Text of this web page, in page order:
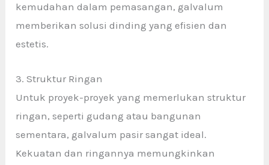
kemudahan dalam pemasangan, galvalum
memberikan solusi dinding yang efisien dan
estetis.
3. Struktur Ringan
Untuk proyek-proyek yang memerlukan struktur
ringan, seperti gudang atau bangunan
sementara, galvalum pasir sangat ideal.
Kekuatan dan ringannya memungkinkan